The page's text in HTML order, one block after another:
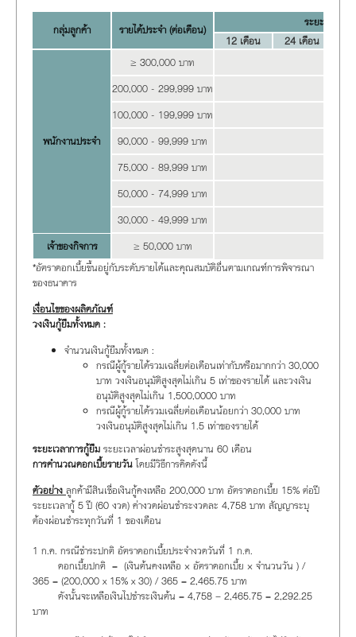
กลุ่มลูกค้า รายได้ประจำ (ต่อเดือน)
ระยะเวลาผ่
12 เดือน
24 เดือน
พนักงานประจำ
≥ 300,000 บาท
200,000 - 299,999 บาท
100,000 - 199,999 บาท
90,000 - 99,999 บาท
75,000 - 89,999 บาท
50,000 - 74,999 บาท
30,000 - 49,999 บาท
เจ้าของกิจการ
≥ 50,000 บาท
*อัตราดอกเบี้ยขึ้นอยู่กับระดับรายได้และคุณสมบัติอื่นตามเกณฑ์การพิจารณา
ของธนาคาร
เงื่อนไขของผลิตภัณฑ์
วงเงินกู้ยืมทั้งหมด :
จำนวนเงินกู้ยืมทั้งหมด :
กรณีผู้กู้รายได้รวมเฉลี่ยต่อเดือนเท่ากับหรือมากกว่า 30,000
บาท วงเงินอนุมัติสูงสุดไม่เกิน 5 เท่าของรายได้ และวงเงิน
อนุมัติสูงสุดไม่เกิน 1,500,0000 บาท
กรณีผู้กู้รายได้รวมเฉลี่ยต่อเดือนน้อยกว่า 30,000 บาท
วงเงินอนุมัติสูงสุดไม่เกิน 1.5 เท่าของรายได้
ระยะเวลาการกู้ยืม ระยะเวลาผ่อนชำระสูงสุดนาน 60 เดือน
การคำนวณดอกเบี้ยรายวันโดยมีวิธีการคิดดังนี้
ตัวอย่าง ลูกค้ามีสินเชื่อเงินกู้คงเหลือ 200,000 บาท อัตราดอกเบี้ย 15% ต่อปี
ระยะเวลากู้ 5 ปี (60 งวด) ค่างวดผ่อนชำระงวดละ 4,758 บาท สัญญาระบุ
ต้องผ่อนชำระทุกวันที่ 1 ของเดือน
1 ก.ค. กรณีชำระปกติ อัตราดอกเบี้ยประจำงวดวันที่ 1 ก.ค.
ดอกเบี้ยปกติ = (เงินต้นคงเหลือ × อัตราดอกเบี้ย × จำนวนวัน ) /
365 = (200,000 x 15% x 30) / 365 = 2,465.75 บาท
ดังนั้นจะเหลือเงินไปชำระเงินต้น = 4,758 – 2,465.75 = 2,292.25
บาท